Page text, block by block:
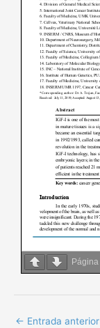
Página
← Entrada anterior